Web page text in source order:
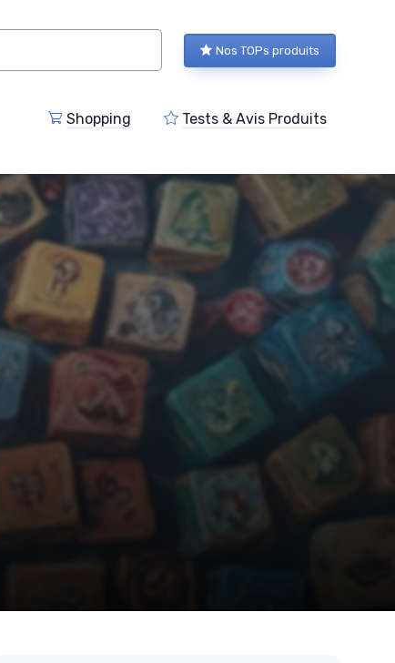
Nos TOPs produits
Shopping Tests & Avis Produits